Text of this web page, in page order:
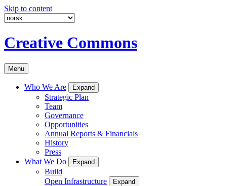
Skip to content
Creative Commons
Menu
Who We Are Expand
Strategic Plan
Team
Governance
Opportunities
Annual Reports & Financials
History
Press
What We Do
Expand
Build
Open Infrastructure
Expand